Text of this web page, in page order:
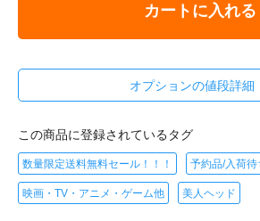
カートに入れる
オプションの値段詳細
この商品に登録されているタグ
数量限定送料無料セール！！！ 予約品/入荷待
映画・TV・アニメ・ゲーム他 美人ヘッド